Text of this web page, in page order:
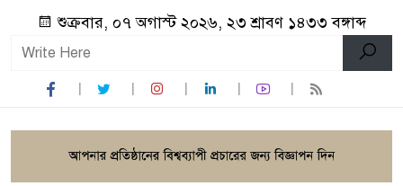
শুক্রবার, ০৭ অগাস্ট ২০২৬, ২৩ শ্রাবণ ১৪৩৩ বঙ্গাব্দ